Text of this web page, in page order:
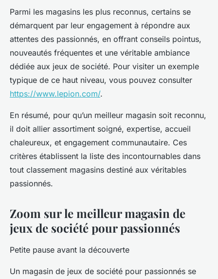
Parmi les magasins les plus reconnus, certains se
démarquent par leur engagement à répondre aux
attentes des passionnés, en offrant conseils pointus,
nouveautés fréquentes et une véritable ambiance
dédiée aux jeux de société. Pour visiter un exemple
typique de ce haut niveau, vous pouvez consulter
https://www.lepion.com/.
En résumé, pour qu’un meilleur magasin soit reconnu,
il doit allier assortiment soigné, expertise, accueil
chaleureux, et engagement communautaire. Ces
critères établissent la liste des incontournables dans
tout classement magasins destiné aux véritables
passionnés.
Zoom sur le meilleur magasin de
jeux de société pour passionnés
Petite pause avant la découverte
Un magasin de jeux de société pour passionnés se